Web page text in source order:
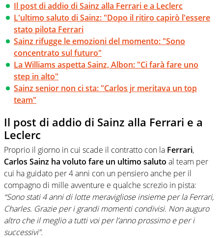
Il post di addio di Sainz alla Ferrari e a Leclerc
L'ultimo saluto di Sainz: "Dopo il ritiro capirò l'essere
stato pilota Ferrari
Sainz rifugge le emozioni del momento: "Sono
concentrato sul futuro"
La Williams aspetta Sainz, Albon: "Ci farà fare uno
step in alto"
Sainz senior non ci sta: "Carlos jr meritava un top
team"
Il post di addio di Sainz alla Ferrari e a
Leclerc
Proprio il giorno in cui scade il contratto con la Ferrari,
Carlos Sainz ha voluto fare un ultimo saluto al team per
cui ha guidato per 4 anni con un pensiero anche per il
compagno di mille avventure e qualche screzio in pista:
“Sono stati 4 anni di lotte meravigliose insieme per la Ferrari,
Charles. Grazie per i grandi momenti condivisi. Non auguro
altro che il meglio a tutti voi per l’anno prossimo e per i
successivi”.